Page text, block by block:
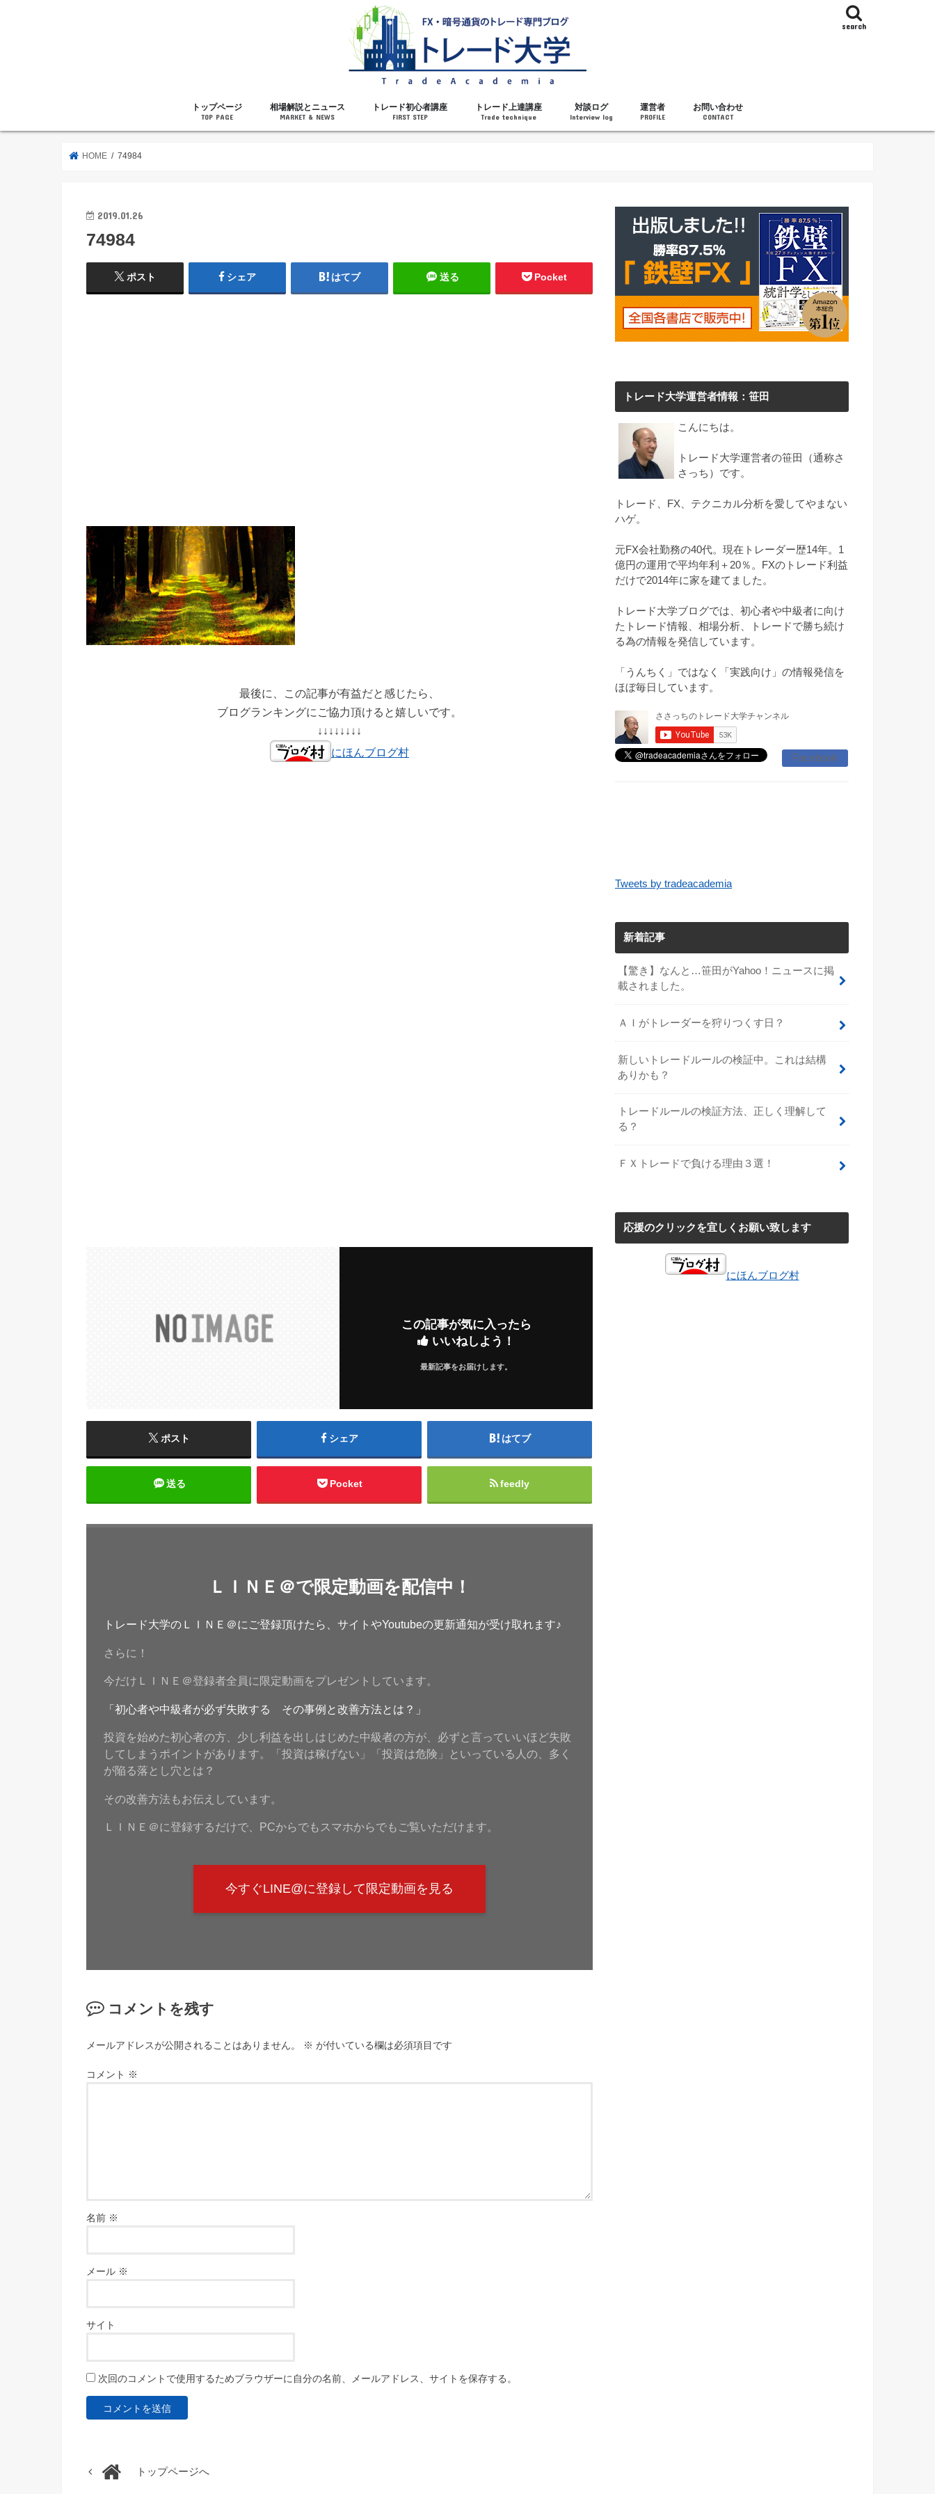
search
トップページ
TOP PAGE
相場解説とニュース
MARKET & NEWS
トレード初心者講座
FIRST STEP
トレード上達講座
Trade technique
対談ログ
Interview log
運営者
PROFILE
お問い合わせ
CONTACT
HOME 74984
2019.01.26
74984
ポスト シェア はてブ 送る Pocket
最後に、この記事が有益だと感じたら、
ブログランキングにご協力頂けると嬉しいです。
↓↓↓↓↓↓↓↓
にほんブログ村
この記事が気に入ったら
いいねしよう！
最新記事をお届けします。
ポスト シェア はてブ
送る Pocket feedly
ＬＩＮＥ＠で限定動画を配信中！
トレード大学のＬＩＮＥ＠にご登録頂けたら、サイトやYoutubeの更新通知が受け取れます♪
さらに！
今だけＬＩＮＥ＠登録者全員に限定動画をプレゼントしています。
「初心者や中級者が必ず失敗する その事例と改善方法とは？」
投資を始めた初心者の方、少し利益を出しはじめた中級者の方が、必ずと言っていいほど失敗
してしまうポイントがあります。「投資は稼げない」「投資は危険」といっている人の、多く
が陥る落とし穴とは？
その改善方法もお伝えしています。
ＬＩＮＥ＠に登録するだけで、PCからでもスマホからでもご覧いただけます。
今すぐLINE@に登録して限定動画を見る
コメントを残す
メールアドレスが公開されることはありません。 ※ が付いている欄は必須項目です
コメント ※
名前 ※
メール ※
サイト
次回のコメントで使用するためブラウザーに自分の名前、メールアドレス、サイトを保存する。
トップページへ
トレード大学運営者情報：笹田
こんにちは。
トレード大学運営者の笹田（通称さ
さっち）です。
トレード、FX、テクニカル分析を愛してやまない
ハゲ。
元FX会社勤務の40代。現在トレーダー歴14年。1
億円の運用で平均年利＋20％。FXのトレード利益
だけで2014年に家を建てました。
トレード大学ブログでは、初心者や中級者に向け
たトレード情報、相場分析、トレードで勝ち続け
る為の情報を発信しています。
「うんちく」ではなく「実践向け」の情報発信を
ほぼ毎日しています。
Facebook
Tweets by tradeacademia
新着記事
【驚き】なんと…笹田がYahoo！ニュースに掲
載されました。
ＡＩがトレーダーを狩りつくす日？
新しいトレードルールの検証中。これは結構
ありかも？
トレードルールの検証方法、正しく理解して
る？
ＦＸトレードで負ける理由３選！
応援のクリックを宜しくお願い致します
にほんブログ村